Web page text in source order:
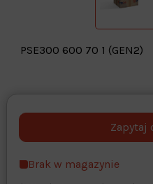
PSE300 600 70 1 (GEN2)
opcjonalne
Brak w magazynie